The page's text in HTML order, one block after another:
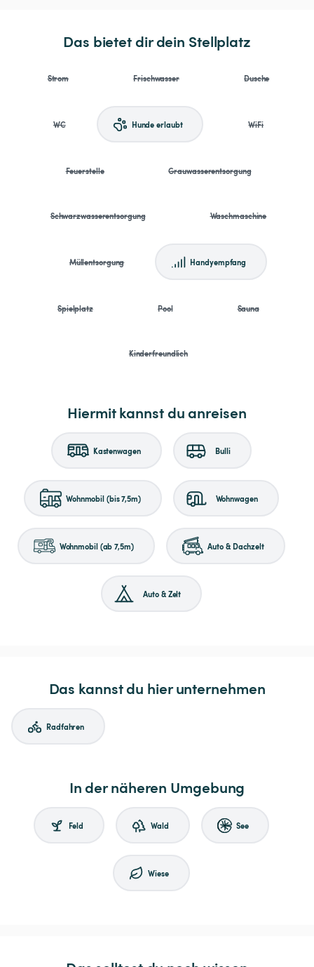
Das bietet dir dein Stellplatz
Strom Frischwasser Dusche
WC Hunde erlaubt WiFi
Feuerstelle Grauwasserentsorgung
Schwarzwasserentsorgung Waschmaschine
Müllentsorgung Handyempfang
Spielplatz Pool Sauna
Kinderfreundlich
Hiermit kannst du anreisen
Kastenwagen Bulli
Wohnmobil (bis 7,5m) Wohnwagen
Wohnmobil (ab 7,5m) Auto & Dachzelt
Auto & Zelt
Das kannst du hier unternehmen
Radfahren
In der näheren Umgebung
Feld Wald See
Wiese